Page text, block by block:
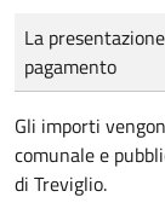
Tipo di pagamento
Importo
La
pagamento
Gli importi
comunale e
di Treviglio.